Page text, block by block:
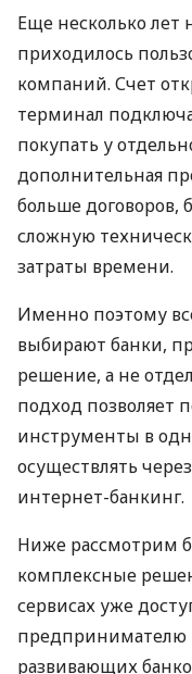
Еще несколько
приходилось
компаний. Счет
терминал
покупать у
дополнительная
больше договоров,
сложную
затраты времени.
Именно поэтому
выбирают банки,
решение, а не
подход позволяет
инструменты в
осуществлять
интернет-банкинг.
Ниже рассмотрим
комплексные
сервисах уже
предпринимателю
развивающих